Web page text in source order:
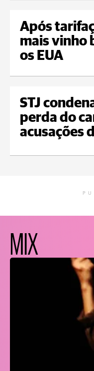
Após
mais vinho
os EUA
STJ
perda do
acusações
MIX